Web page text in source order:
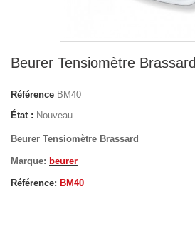
Beurer Tensiomètre
Référence BM40
État : Nouveau
Beurer Tensiomètre Brassard
Marque: beurer
Référence: BM40